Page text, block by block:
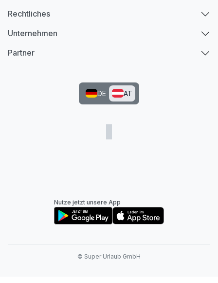
Rechtliches
Unternehmen
Partner
DE AT
Nutze jetzt unsere App
© Super Urlaub GmbH